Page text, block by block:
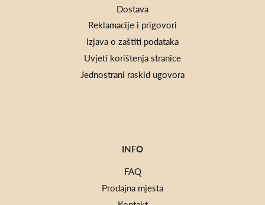
Dostava
Reklamacije i prigovori
Izjava o zaštiti podataka
Uvjeti korištenja stranice
Jednostrani raskid ugovora
INFO
FAQ
Prodajna mjesta